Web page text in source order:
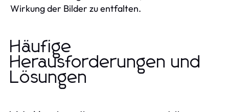
Wirkung der Bilder zu entfalten.
Häufige
Herausforderungen und
Lösungen